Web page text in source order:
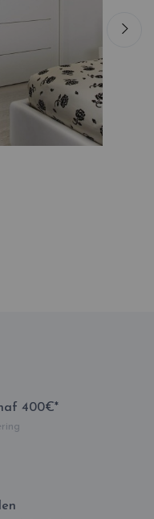
400€*